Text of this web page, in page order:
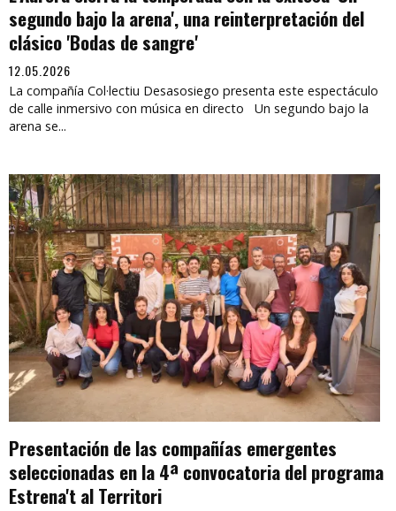
segundo bajo la arena', una reinterpretación del
clásico 'Bodas de sangre'
12.05.2026
La compañía Col·lectiu Desasosiego presenta este espectáculo
de calle inmersivo con música en directo Un segundo bajo la
arena se...
Presentación de las compañías emergentes
seleccionadas en la 4ª convocatoria del programa
Estrena't al Territori